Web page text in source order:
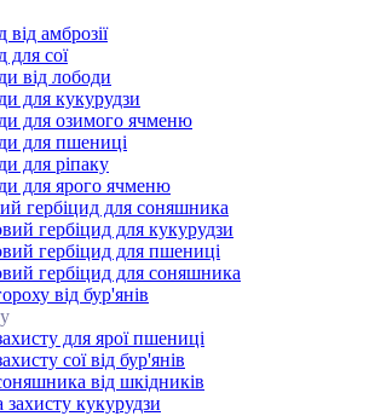
від амброзії
для сої
від лободи
для кукурудзи
для озимого ячменю
для пшениці
для ріпаку
для ярого ячменю
гербіцид для соняшника
гербіцид для кукурудзи
гербіцид для пшениці
гербіцид для соняшника
від бур'янів
для ярої пшениці
сої від бур'янів
від шкідників
кукурудзи